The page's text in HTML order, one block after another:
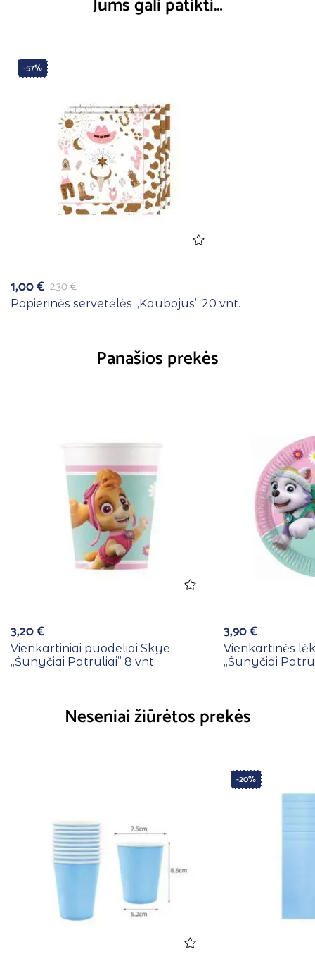
-57%
2,30€
1,00€
Popierinės servetėlės ,,Kaubojus” 20 vnt.
Panašios prekės
3,20€
Vienkartiniai puodeliai Skye
,,Šunyčiai Patruliai” 8 vnt.
3,90€
Vienkartinės
,,Šunyčiai
Neseniai žiūrėtos prekės
-20%